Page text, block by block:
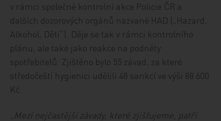
v rámci společné kontrolní akce Policie ČR a
dalších dozorových orgánů nazvané HAD („Hazard,
Alkohol, Děti“). Děje se tak v rámci kontrolního
plánu, ale také jako reakce na podněty
spotřebitelů. Zjištěno bylo 55 závad, za které
středočeští hygienici udělili 48 sankcí ve výši 88 600
Kč.
„Mezi nejčastější závady, které zjišťujeme, patří